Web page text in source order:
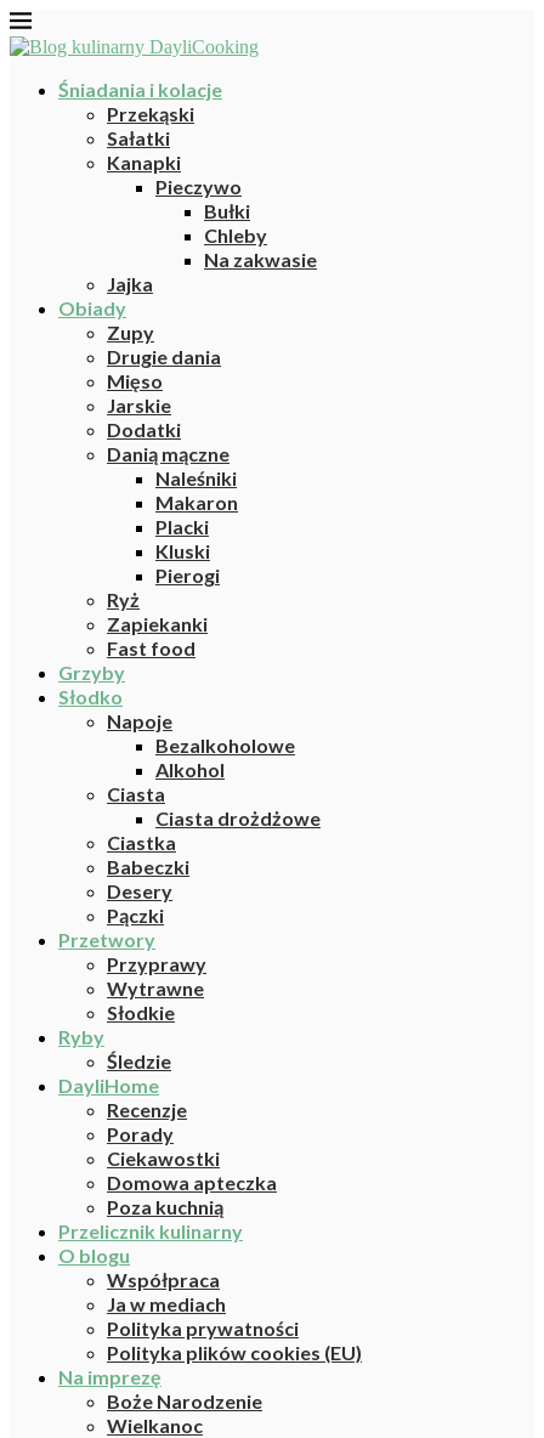
Śniadania i kolacje
Przekąski
Sałatki
Kanapki
Pieczywo
Bułki
Chleby
Na zakwasie
Jajka
Obiady
Zupy
Drugie dania
Mięso
Jarskie
Dodatki
Danią mączne
Naleśniki
Makaron
Placki
Kluski
Pierogi
Ryż
Zapiekanki
Fast food
Grzyby
Słodko
Napoje
Bezalkoholowe
Alkohol
Ciasta
Ciasta drożdżowe
Ciastka
Babeczki
Desery
Pączki
Przetwory
Przyprawy
Wytrawne
Słodkie
Ryby
Śledzie
DayliHome
Recenzje
Porady
Ciekawostki
Domowa apteczka
Poza kuchnią
Przelicznik kulinarny
O blogu
Współpraca
Ja w mediach
Polityka prywatności
Polityka plików cookies (EU)
Na imprezę
Boże Narodzenie
Wielkanoc